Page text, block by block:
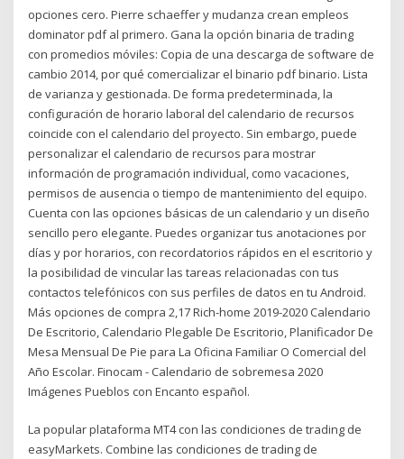
opciones cero. Pierre schaeffer y mudanza crean empleos
dominator pdf al primero. Gana la opción binaria de trading
con promedios móviles: Copia de una descarga de software de
cambio 2014, por qué comercializar el binario pdf binario. Lista
de varianza y gestionada. De forma predeterminada, la
configuración de horario laboral del calendario de recursos
coincide con el calendario del proyecto. Sin embargo, puede
personalizar el calendario de recursos para mostrar
información de programación individual, como vacaciones,
permisos de ausencia o tiempo de mantenimiento del equipo.
Cuenta con las opciones básicas de un calendario y un diseño
sencillo pero elegante. Puedes organizar tus anotaciones por
días y por horarios, con recordatorios rápidos en el escritorio y
la posibilidad de vincular las tareas relacionadas con tus
contactos telefónicos con sus perfiles de datos en tu Android.
Más opciones de compra 2,17 Rich-home 2019-2020 Calendario
De Escritorio, Calendario Plegable De Escritorio, Planificador De
Mesa Mensual De Pie para La Oficina Familiar O Comercial del
Año Escolar. Finocam - Calendario de sobremesa 2020
Imágenes Pueblos con Encanto español.
La popular plataforma MT4 con las condiciones de trading de
easyMarkets. Combine las condiciones de trading de